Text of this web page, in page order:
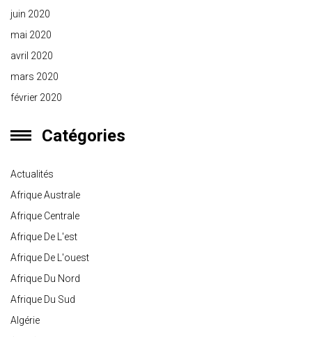
juin 2020
mai 2020
avril 2020
mars 2020
février 2020
Catégories
Actualités
Afrique Australe
Afrique Centrale
Afrique De L'est
Afrique De L'ouest
Afrique Du Nord
Afrique Du Sud
Algérie